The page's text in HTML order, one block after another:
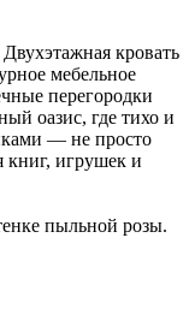
кровать
мебельное
перегородки
оазис, где тихо и
— не просто
книг, игрушек и
пыльной розы.